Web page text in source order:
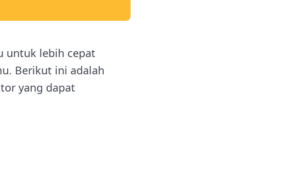
untuk lebih cepat
Berikut ini adalah
yang dapat